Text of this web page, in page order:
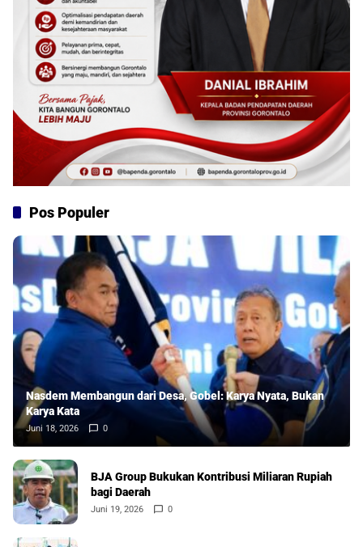
Pos Populer
Nasdem Membangun dari Desa, Gobel: Karya Nyata, Bukan
Karya Kata
Juni 18, 2026 0
BJA Group Bukukan Kontribusi Miliaran Rupiah
bagi Daerah
Juni 19, 2026 0